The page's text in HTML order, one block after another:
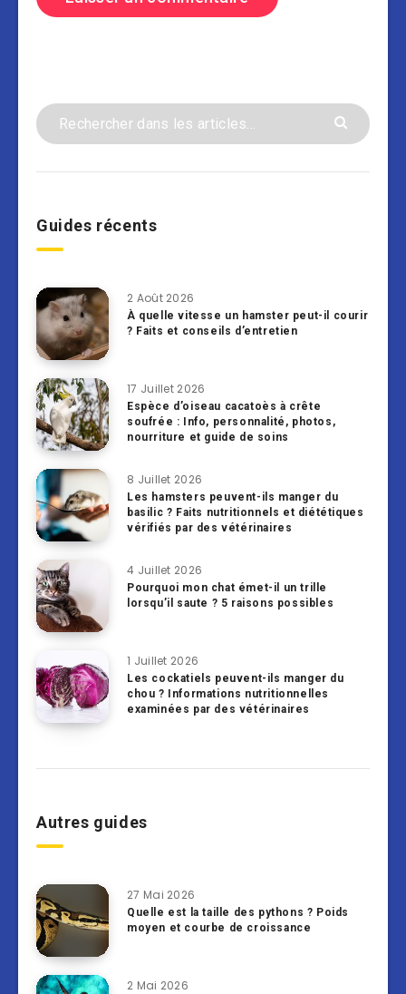
Guides récents
2 Août 2026
À quelle vitesse un hamster peut-il courir
? Faits et conseils d’entretien
17 Juillet 2026
Espèce d’oiseau cacatoès à crête
soufrée : Info, personnalité, photos,
nourriture et guide de soins
8 Juillet 2026
Les hamsters peuvent-ils manger du
basilic ? Faits nutritionnels et diététiques
vérifiés par des vétérinaires
4 Juillet 2026
Pourquoi mon chat émet-il un trille
lorsqu’il saute ? 5 raisons possibles
1 Juillet 2026
Les cockatiels peuvent-ils manger du
chou ? Informations nutritionnelles
examinées par des vétérinaires
Autres guides
27 Mai 2026
Quelle est la taille des pythons ? Poids
moyen et courbe de croissance
2 Mai 2026